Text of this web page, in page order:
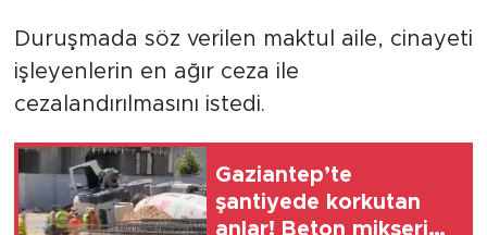
Duruşmada söz verilen maktul aile, cinayeti
işleyenlerin en ağır ceza ile
cezalandırılmasını istedi.
Gaziantep’te
şantiyede korkutan
anlar! Beton mikseri